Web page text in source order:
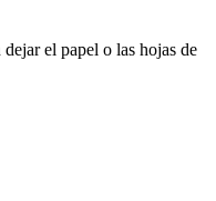
el papel o las hojas de